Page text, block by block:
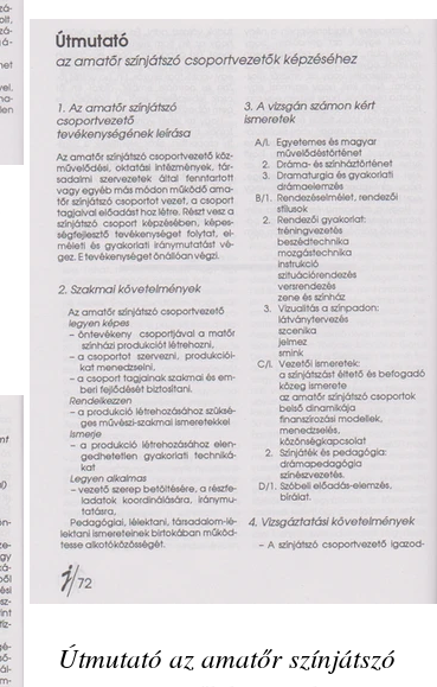
Útmutató az amatőr színjátszó